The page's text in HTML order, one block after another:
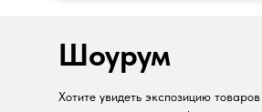
Шоурум
Хотите увидеть экспозицию товаров